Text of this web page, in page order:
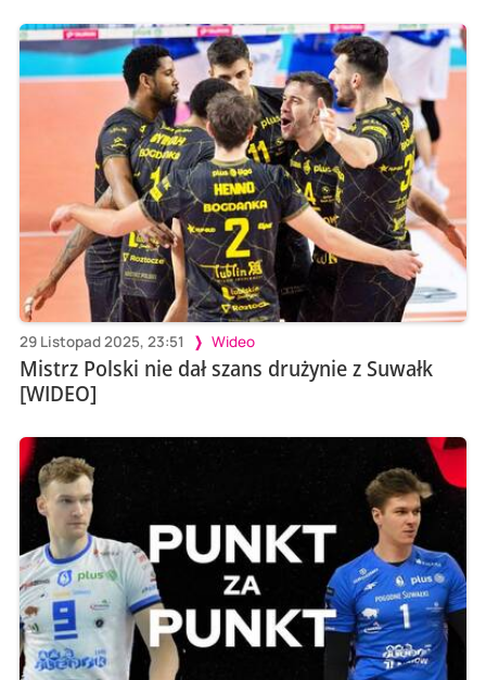
29 Listopad 2025, 23:51 Wideo
Mistrz Polski nie dał szans drużynie z Suwałk
[WIDEO]